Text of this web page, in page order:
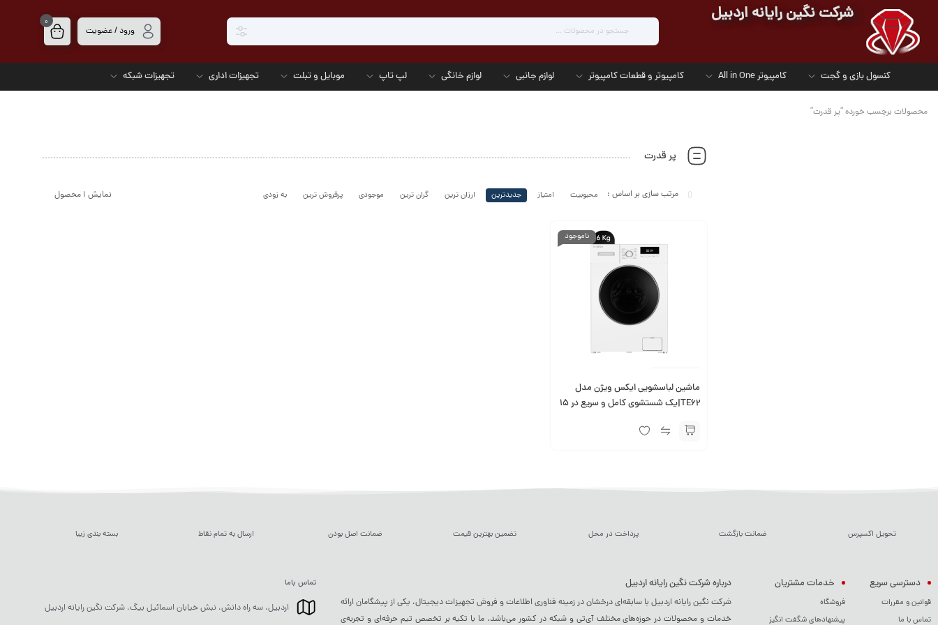
شرکت نگین رایانه اردبیل
ورود / عضویت
0
کنسول بازی و گجت کامپیوتر All in One کامپیوتر و قطعات کامپیوتر لوازم جانبی لوازم خانگی لپ تاپ موبایل و تبلت تجهیزات اداری تجهیزات شبکه
محصولات برچسب خورده “پر قدرت”
پر قدرت
نمایش ۱ محصول محبوبیت امتیاز جدیدترین ارزان ترین گران ترین موجودی پرفروش ترین به زودی
ناموجود
ماشین لباسشویی ایکس ویژن مدل
TE62|یک شستشوی کامل و سریع در 15
تحویل اکسپرس ضمانت بازگشت پرداخت در محل تضمین بهترین قیمت ضمانت اصل بودن ارسال به تمام نقاط بسته بندی زیبا
دسترسی سریع
قوانین و مقررات
تماس با ما
خدمات مشتریان
فروشگاه
پیشنهادهای شگفت انگیز
درباره شرکت نگین رایانه اردبیل
شرکت نگین رایانه اردبیل با سابقه‌ای درخشان در زمینه فناوری اطلاعات و فروش تجهیزات دیجیتال، یکی از پیشگامان ارائه
خدمات و محصولات در حوزه‌های مختلف آی‌تی و شبکه در کشور می‌باشد. ما با تکیه بر تخصص تیم حرفه‌ای و تجربه‌ی
تماس باما
اردبیل، سه راه دانش، نبش خیابان اسمائیل بیگ، شرکت نگین رایانه اردبیل